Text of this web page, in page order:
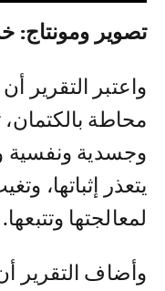
تصوير ومونتاج:
واعتبر التقرير
محاطة
وجسدية ونفسية
يتعذر إثباتها،
لمعالجتها وتتبعها.
وأضاف التقرير